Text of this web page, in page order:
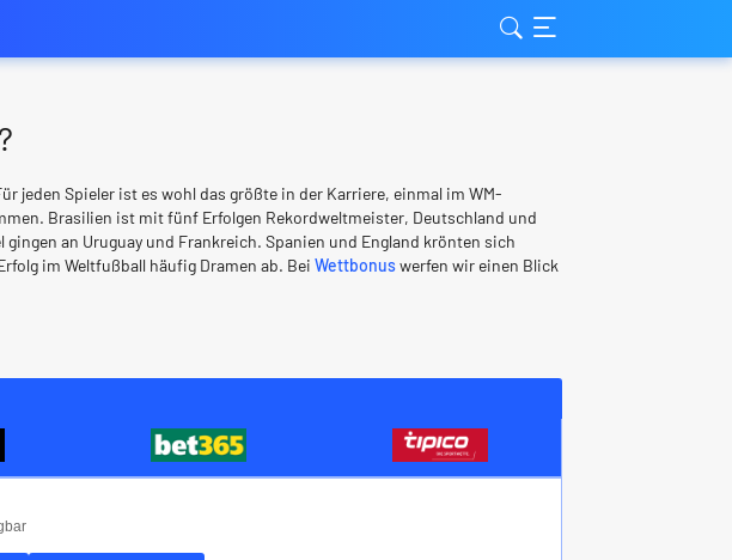
jeden Spieler ist es wohl das größte in der Karriere, einmal im WM-
Brasilien ist mit fünf Erfolgen Rekordweltmeister, Deutschland und
an Uruguay und Frankreich. Spanien und England krönten sich
im Weltfußball häufig Dramen ab. Bei Wettbonuswerfen wir einen Blick